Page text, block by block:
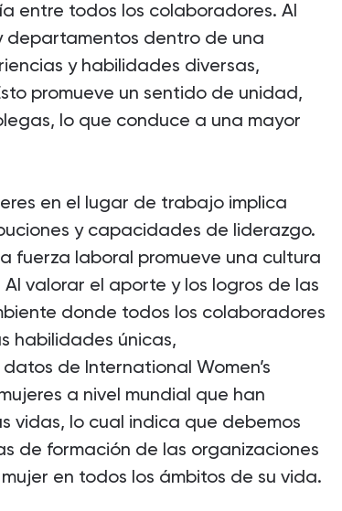
entre todos los colaboradores. Al
departamentos dentro de una
y habilidades diversas,
promueve un sentido de unidad,
lo que conduce a una mayor
en el lugar de trabajo implica
y capacidades de liderazgo.
fuerza laboral promueve una cultura
valorar el aporte y los logros de las
donde todos los colaboradores
habilidades únicas,
de International Women’s
a nivel mundial que han
vidas, lo cual indica que debemos
de formación de las organizaciones
en todos los ámbitos de su vida.